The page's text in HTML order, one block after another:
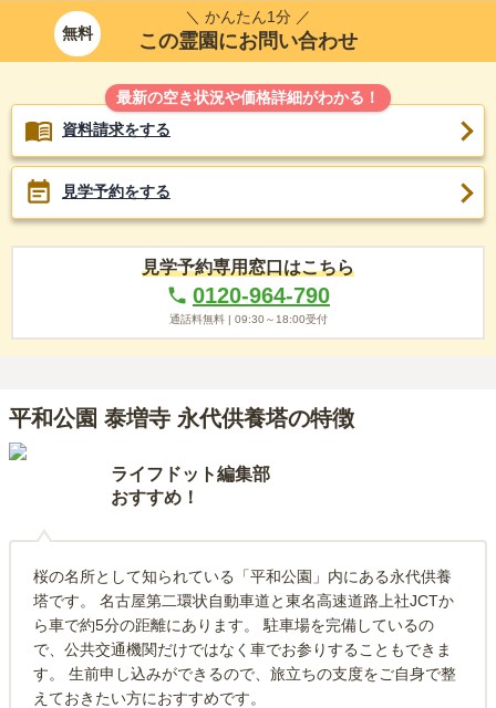
無料
＼ かんたん1分 ／
この霊園にお問い合わせ
最新の空き状況や価格詳細がわかる！
資料請求をする
見学予約をする
見学予約専用窓口はこちら
0120-964-790
通話料無料 | 09:30～18:00受付
平和公園 泰増寺 永代供養塔の特徴
ライフドット編集部
おすすめ！
桜の名所として知られている「平和公園」内にある永代供養
塔です。 名古屋第二環状自動車道と東名高速道路上社JCTか
ら車で約5分の距離にあります。 駐車場を完備しているの
で、公共交通機関だけではなく車でお参りすることもできま
す。 生前申し込みができるので、旅立ちの支度をご自身で整
えておきたい方におすすめです。